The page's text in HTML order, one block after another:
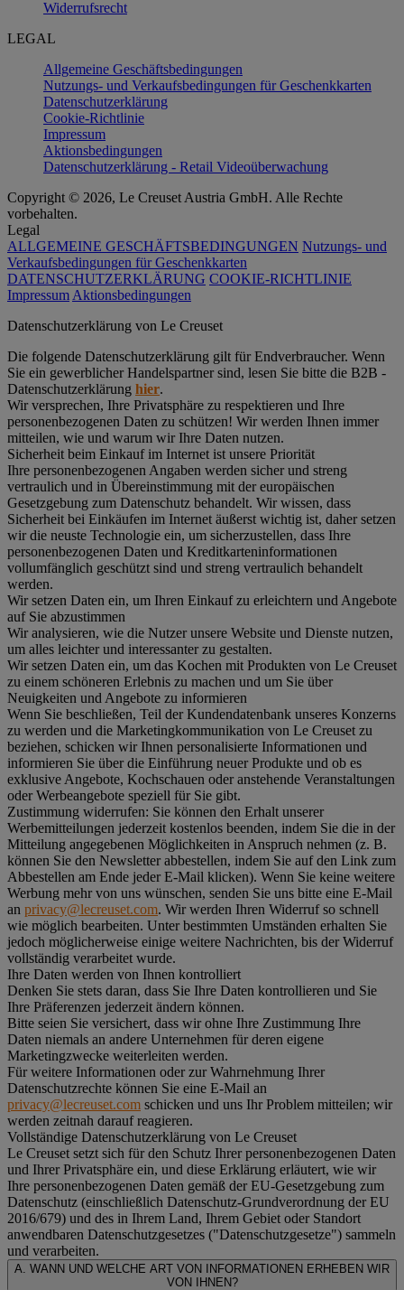
Widerrufsrecht
LEGAL
Allgemeine Geschäftsbedingungen
Nutzungs- und Verkaufsbedingungen für Geschenkkarten
Datenschutzerklärung
Cookie-Richtlinie
Impressum
Aktionsbedingungen
Datenschutzerklärung - Retail Videoüberwachung
Copyright © 2026, Le Creuset Austria GmbH. Alle Rechte
vorbehalten.
Legal
ALLGEMEINE GESCHÄFTSBEDINGUNGEN Nutzungs- und
Verkaufsbedingungen für Geschenkkarten
DATENSCHUTZERKLÄRUNG COOKIE-RICHTLINIE
Impressum Aktionsbedingungen
Datenschutz­erklärung von Le Creuset
Die folgende Datenschutzerklärung gilt für Endverbraucher. Wenn
Sie ein gewerblicher Handelspartner sind, lesen Sie bitte die B2B -
Datenschutzerklärung hier.
Wir versprechen, Ihre Privatsphäre zu respektieren und Ihre
personenbezogenen Daten zu schützen! Wir werden Ihnen immer
mitteilen, wie und warum wir Ihre Daten nutzen.
Sicherheit beim Einkauf im Internet ist unsere Priorität
Ihre personenbezogenen Angaben werden sicher und streng
vertraulich und in Übereinstimmung mit der europäischen
Gesetzgebung zum Datenschutz behandelt. Wir wissen, dass
Sicherheit bei Einkäufen im Internet äußerst wichtig ist, daher setzen
wir die neuste Technologie ein, um sicherzustellen, dass Ihre
personenbezogenen Daten und Kreditkarteninformationen
vollumfänglich geschützt sind und streng vertraulich behandelt
werden.
Wir setzen Daten ein, um Ihren Einkauf zu erleichtern und Angebote
auf Sie abzustimmen
Wir analysieren, wie die Nutzer unsere Website und Dienste nutzen,
um alles leichter und interessanter zu gestalten.
Wir setzen Daten ein, um das Kochen mit Produkten von Le Creuset
zu einem schöneren Erlebnis zu machen und um Sie über
Neuigkeiten und Angebote zu informieren
Wenn Sie beschließen, Teil der Kundendatenbank unseres Konzerns
zu werden und die Marketingkommunikation von Le Creuset zu
beziehen, schicken wir Ihnen personalisierte Informationen und
informieren Sie über die Einführung neuer Produkte und ob es
exklusive Angebote, Kochschauen oder anstehende Veranstaltungen
oder Werbeangebote speziell für Sie gibt.
Zustimmung widerrufen: Sie können den Erhalt unserer
Werbemitteilungen jederzeit kostenlos beenden, indem Sie die in der
Mitteilung angegebenen Möglichkeiten in Anspruch nehmen (z. B.
können Sie den Newsletter abbestellen, indem Sie auf den Link zum
Abbestellen am Ende jeder E-Mail klicken). Wenn Sie keine weitere
Werbung mehr von uns wünschen, senden Sie uns bitte eine E-Mail
an privacy@lecreuset.com. Wir werden Ihren Widerruf so schnell
wie möglich bearbeiten. Unter bestimmten Umständen erhalten Sie
jedoch möglicherweise einige weitere Nachrichten, bis der Widerruf
vollständig verarbeitet wurde.
Ihre Daten werden von Ihnen kontrolliert
Denken Sie stets daran, dass Sie Ihre Daten kontrollieren und Sie
Ihre Präferenzen jederzeit ändern können.
Bitte seien Sie versichert, dass wir ohne Ihre Zustimmung Ihre
Daten niemals an andere Unternehmen für deren eigene
Marketingzwecke weiterleiten werden.
Für weitere Informationen oder zur Wahrnehmung Ihrer
Datenschutzrechte können Sie eine E-Mail an
privacy@lecreuset.com schicken und uns Ihr Problem mitteilen; wir
werden zeitnah darauf reagieren.
Vollständige Datenschutzerklärung von Le Creuset
Le Creuset setzt sich für den Schutz Ihrer personenbezogenen Daten
und Ihrer Privatsphäre ein, und diese Erklärung erläutert, wie wir
Ihre personenbezogenen Daten gemäß der EU-Gesetzgebung zum
Datenschutz (einschließlich Datenschutz-Grundverordnung der EU
2016/679) und des in Ihrem Land, Ihrem Gebiet oder Standort
anwendbaren Datenschutzgesetzes ("Datenschutzgesetze") sammeln
und verarbeiten.
A. WANN UND WELCHE ART VON INFORMATIONEN ERHEBEN WIR
VON IHNEN?